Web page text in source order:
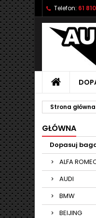
Telefon: 61
Strona główna
GŁÓWNA
Dopasuj
ALFA
AUDI
BMW
BEIJING